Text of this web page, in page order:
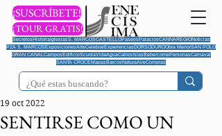
¡SUSCRÍBETE!
¡TOUR GRATIS!
SecretosHistoriaIglesiasS. MARCOSCASTELLOPaseosPalaciosCANNAREGIONoticias
PZA S. MARCOSExposicionesArteCelebrarExperienciasDORSODUROObra MenorSAN POLO
GRAN CANAL CamposEdificioScuolaVidaAguaCallesIslasBebe/comePersonasCarnaval
SANTA CROCEMapasBarcosNaturaAireCompras
SENTIRSE COMO UN
19 oct 2022